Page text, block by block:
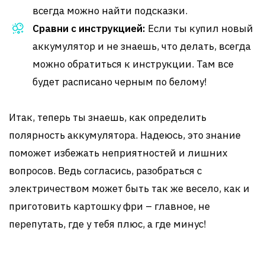
всегда можно найти подсказки.
Сравни с инструкцией: Если ты купил новый
аккумулятор и не знаешь, что делать, всегда
можно обратиться к инструкции. Там все
будет расписано черным по белому!
Итак, теперь ты знаешь, как определить
полярность аккумулятора. Надеюсь, это знание
поможет избежать неприятностей и лишних
вопросов. Ведь согласись, разобраться с
электричеством может быть так же весело, как и
приготовить картошку фри – главное, не
перепутать, где у тебя плюс, а где минус!